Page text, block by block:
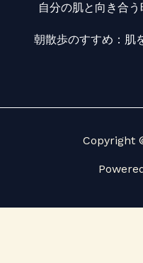
自分の肌と向き合
朝散歩のすすめ：肌
Copyright